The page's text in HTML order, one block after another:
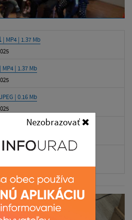
Nezobrazovať
| MP4 | 1.37 Mb
| MP4 | 1.37 Mb
| 0.16 Mb
JPEG | 0.19 Mb